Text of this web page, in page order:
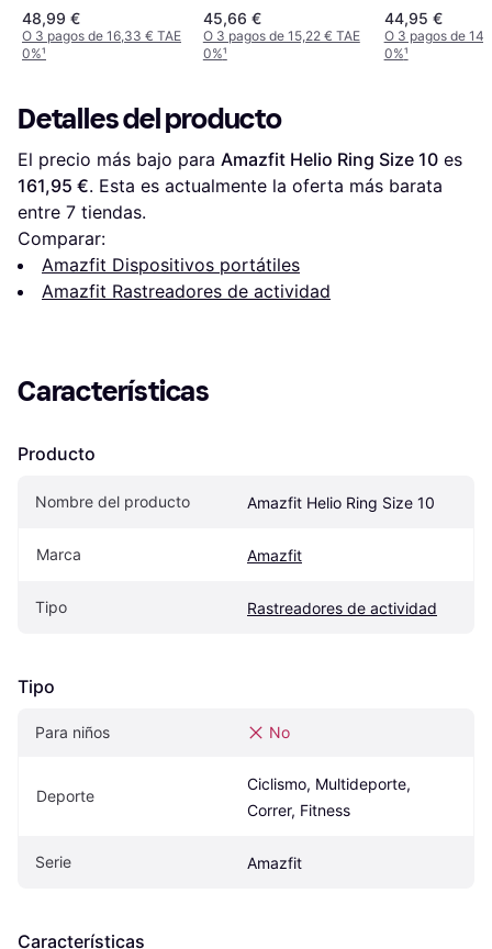
48,99 €
O 3 pagos de 16,33 € TAE
0%¹
45,66 €
O 3 pagos de 15,22 € TAE
0%¹
44,95 €
O 3 pagos de
0%¹
Detalles del producto
El precio más bajo para Amazfit Helio Ring Size 10
161,95 €. Esta es actualmente la oferta más barata
entre 7 tiendas.
Comparar:
Amazfit Dispositivos portátiles
Amazfit Rastreadores de actividad
Características
Producto
Nombre del producto Amazfit Helio Ring Size 10
Marca Amazfit
Tipo Rastreadores de actividad
Tipo
Para niños No
Deporte
Ciclismo, Multideporte,
Correr, Fitness
Serie Amazfit
Características